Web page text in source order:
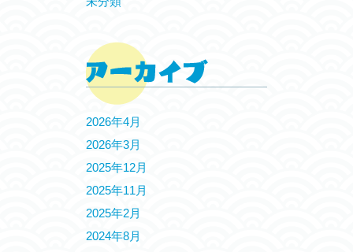
2026年4月
2026年3月
2025年12月
2025年11月
2025年2月
2024年8月